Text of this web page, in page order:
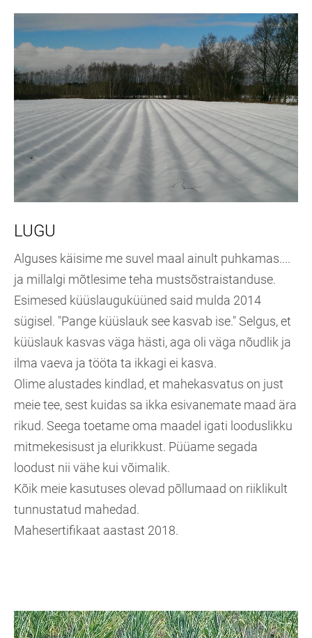
LUGU
Alguses käisime me suvel maal ainult puhkamas....
ja millalgi mõtlesime teha mustsõstraistanduse.
Esimesed küüslauguküüned said mulda 2014
sügisel. "Pange küüslauk see kasvab ise." Selgus, et
küüslauk kasvas väga hästi, aga oli väga nõudlik ja
ilma vaeva ja tööta ta ikkagi ei kasva.
Olime alustades kindlad, et mahekasvatus on just
meie tee, sest kuidas sa ikka esivanemate maad ära
rikud. Seega toetame oma maadel igati looduslikku
mitmekesisust ja elurikkust. Püüame segada
loodust nii vähe kui võimalik.
Kõik meie kasutuses olevad põllumaad on riiklikult
tunnustatud mahedad.
Mahesertifikaat aastast 2018.